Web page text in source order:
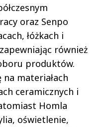
oraz Senpo
łóżkach i
również
produktów.
materiałach
ceramicznych i
Homla
oświetlenie,